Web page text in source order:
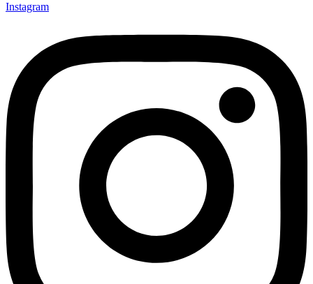
Instagram